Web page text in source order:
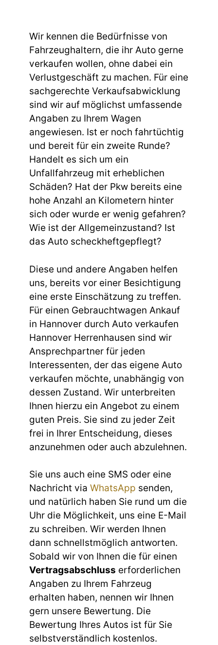
Wir kennen die Bedürfnisse von
Fahrzeughaltern, die ihr Auto gerne
verkaufen wollen, ohne dabei ein
Verlustgeschäft zu machen. Für eine
sachgerechte Verkaufsabwicklung
sind wir auf möglichst umfassende
Angaben zu Ihrem Wagen
angewiesen. Ist er noch fahrtüchtig
und bereit für ein zweite Runde?
Handelt es sich um ein
Unfallfahrzeug mit erheblichen
Schäden? Hat der Pkw bereits eine
hohe Anzahl an Kilometern hinter
sich oder wurde er wenig gefahren?
Wie ist der Allgemeinzustand? Ist
das Auto scheckheftgepflegt?
Diese und andere Angaben helfen
uns, bereits vor einer Besichtigung
eine erste Einschätzung zu treffen.
Für einen Gebrauchtwagen Ankauf
in Hannover durch Auto verkaufen
Hannover Herrenhausen sind wir
Ansprechpartner für jeden
Interessenten, der das eigene Auto
verkaufen möchte, unabhängig von
dessen Zustand. Wir unterbreiten
Ihnen hierzu ein Angebot zu einem
guten Preis. Sie sind zu jeder Zeit
frei in Ihrer Entscheidung, dieses
anzunehmen oder auch abzulehnen.
Sie uns auch eine SMS oder eine
Nachricht via WhatsApp senden,
und natürlich haben Sie rund um die
Uhr die Möglichkeit, uns eine E-Mail
zu schreiben. Wir werden Ihnen
dann schnellstmöglich antworten.
Sobald wir von Ihnen die für einen
Vertragsabschluss erforderlichen
Angaben zu Ihrem Fahrzeug
erhalten haben, nennen wir Ihnen
gern unsere Bewertung. Die
Bewertung Ihres Autos ist für Sie
selbstverständlich kostenlos.